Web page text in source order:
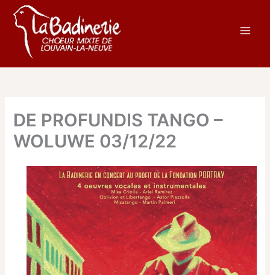
contenu
DE PROFUNDIS TANGO –
WOLUWE 03/12/22